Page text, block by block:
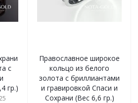
с
гр.)
Православное широкое
кольцо из белого
золота с бриллиантами
и гравировкой Спаси и
Сохрани (Вес 6,6 гр.)